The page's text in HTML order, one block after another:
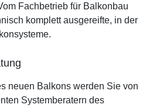
Fachbetrieb für Balkonbau
komplett ausgereifte, in der
neuen Balkons werden Sie von
Systemberatern des